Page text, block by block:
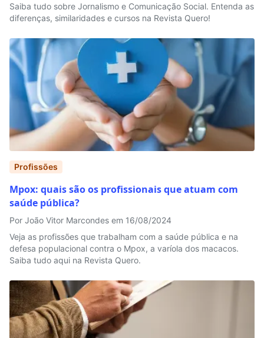
Saiba tudo sobre Jornalismo e Comunicação Social. Entenda as
diferenças, similaridades e cursos na Revista Quero!
Profissões
Mpox: quais são os profissionais que atuam com
saúde pública?
Por João Vitor Marcondes em 16/08/2024
Veja as profissões que trabalham com a saúde pública e na
defesa populacional contra o Mpox, a varíola dos macacos.
Saiba tudo aqui na Revista Quero.